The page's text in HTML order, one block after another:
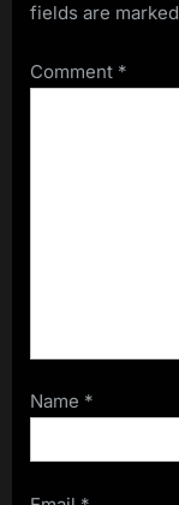
fields are marked
Comment *
Name *